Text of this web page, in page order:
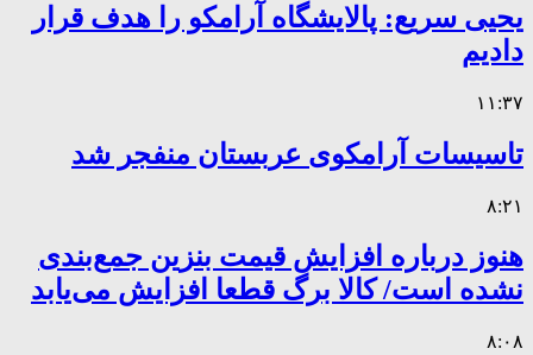
یحیی سریع: پالایشگاه آرامکو را هدف قرار
دادیم
۱۱:۳۷
تاسیسات آرامکوی عربستان منفجر شد
۸:۲۱
هنوز درباره افزایش قیمت بنزین جمع‌بندی
نشده است/ کالا برگ قطعا افزایش می‌یابد
۸:۰۸